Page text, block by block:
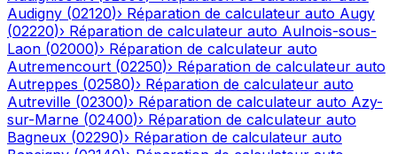
Audigny (02120)› Réparation de calculateur auto Augy
(02220)› Réparation de calculateur auto Aulnois-sous-
Laon (02000)› Réparation de calculateur auto
Autremencourt (02250)› Réparation de calculateur auto
Autreppes (02580)› Réparation de calculateur auto
Autreville (02300)› Réparation de calculateur auto Azy-
sur-Marne (02400)› Réparation de calculateur auto
Bagneux (02290)› Réparation de calculateur auto